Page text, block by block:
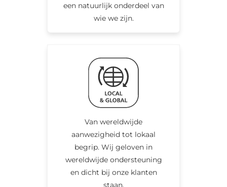
een natuurlijk onderdeel van
wie we zijn.
Van wereldwijde
aanwezigheid tot lokaal
begrip. Wij geloven in
wereldwijde ondersteuning
en dicht bij onze klanten
staan.